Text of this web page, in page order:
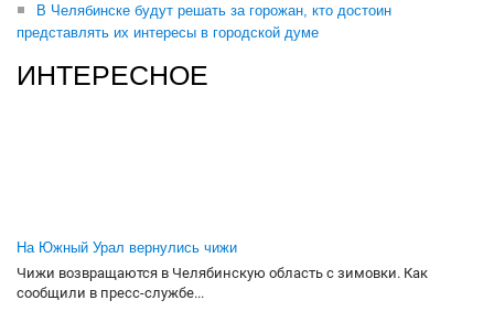
В Челябинске будут решать за горожан, кто достоин
представлять их интересы в городской думе
ИНТЕРЕСНОЕ
На Южный Урал вернулись чижи
Чижи возвращаются в Челябинскую область с зимовки. Как
сообщили в пресс-службе...